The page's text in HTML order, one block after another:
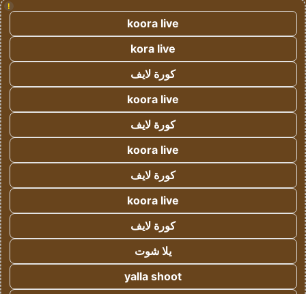
!
koora live
kora live
كورة لايف
koora live
كورة لايف
koora live
كورة لايف
koora live
كورة لايف
يلا شوت
yalla shoot